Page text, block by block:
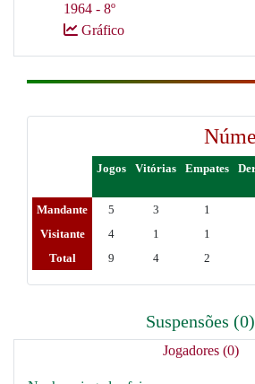
1964 - 8º
Gráfico
Jogos Vitórias Empates
Mandante 5 3 1
Visitante
4 1 1
Total
9 4 2
Suspensões (0)
Jogadores (0)